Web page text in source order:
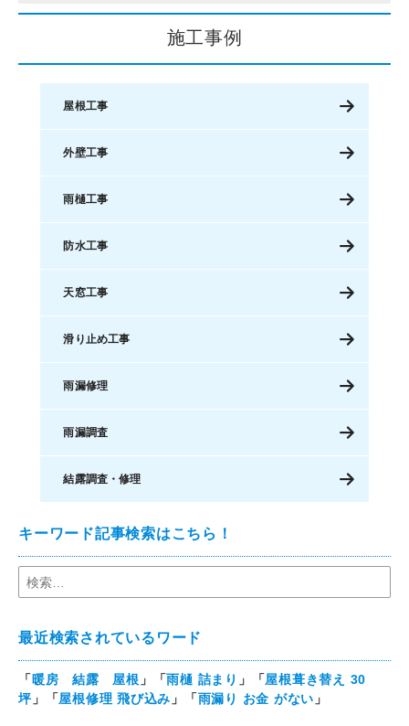
施工事例
屋根工事
外壁工事
雨樋工事
防水工事
天窓工事
滑り止め工事
雨漏修理
雨漏調査
結露調査・修理
キーワード記事検索はこちら！
最近検索されているワード
「暖房 結露 屋根 」「雨樋 詰まり 」「屋根葺き替え 30
坪」「屋根修理 飛び込み 」「雨漏り お金 がない 」